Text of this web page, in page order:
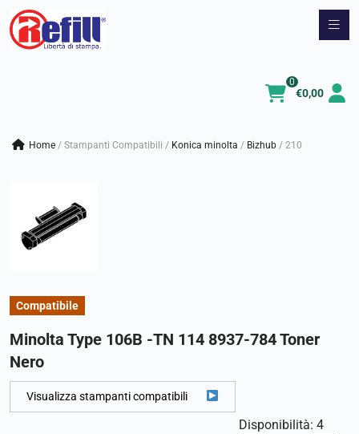
Vai
€0,00
0
Home / Stampanti Compatibili / konica minolta / bizhub / 210
Compatibile
Minolta Type 106B -TN 114 8937-784 Toner
Nero
Visualizza stampanti compatibili
Disponibilità: 4